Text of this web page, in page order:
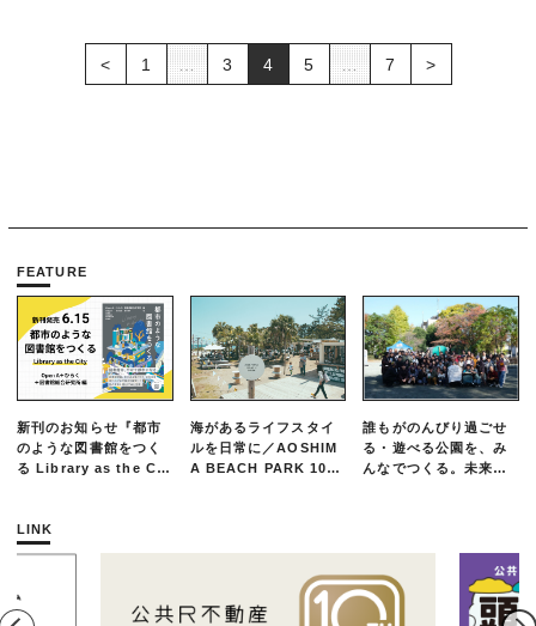
< 1 … 3 4 5 … 7 >
FEATURE
新刊のお知らせ『都市
のような図書館をつく
る Library as the Cit
海があるライフスタイ
ルを日常に／AOSHIM
A BEACH PARK 10年
誰もがのんびり過ごせ
る・遊べる公園を、み
んなでつくる。未来の
LINK